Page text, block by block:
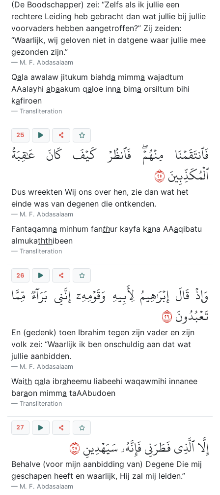
(De Boodschapper) zei: “Zelfs als ik jullie een
rechtere Leiding heb gebracht dan wat jullie bij jullie
voorvaders hebben aangetroffen?” Zij zeiden:
“Waarlijk, wij geloven niet in datgene waar jullie mee
gezonden zijn.”
M. F. Abdasalaam
Qala awalaw jitukum biahda mimma wajadtum
AAalayhi abaakum qaloe inna bima orsiltum bihi
kafiroen
Transliteration
25
فَٱنتَقَمۡنَا مِنۡهُمۡۖ فَٱنظُرۡ كَيۡفَ كَانَ عَٰقِبَةُ
ٱلۡمُكَذِّبِينَ٥٢
Dus wreekten Wij ons over hen, zie dan wat het
einde was van degenen die ontkenden.
M. F. Abdasalaam
Fantaqamna minhum fanthur kayfa kana AAaqibatu
almukaththibeen
Transliteration
26
وَإِذۡ قَالَ إِبۡرَٰهِيمُ لِأَبِيهِ وَقَوۡمِهِۦٓ إِنَّنِي بَرَآءٞ مِّمَّا
تَعۡبُدُونَ٦٢
En (gedenk) toen Ibrahim tegen zijn vader en zijn
volk zei: “Waarlijk ik ben onschuldig aan dat wat
jullie aanbidden.
M. F. Abdasalaam
Waith qala ibraheemu liabeehi waqawmihi innanee
baraon mimma taAAbudoen
Transliteration
27
إِلَّا ٱلَّذِي فَطَرَنِي فَإِنَّهُۥ سَيَهۡدِينِ٧٢
Behalve (voor mijn aanbidding van) Degene Die mij
geschapen heeft en waarlijk, Hij zal mij leiden.”
M. F. Abdasalaam